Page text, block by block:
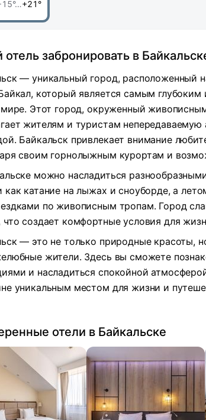
+21°
отель забронировать в
— уникальный город, расположенный
который является самым
Этот город, окруженный
жителям и туристам непередаваемую
Байкальск привлекает внимание
своим горнолыжным курортам и
можно насладиться
как катание на лыжах и сноуборде, а
по живописным тропам. Город
создает комфортные условия для
— это не только природные красоты,
жители. Здесь вы сможете
и насладиться спокойной
уникальным местом для жизни и
отели в Байкальске